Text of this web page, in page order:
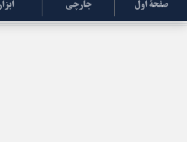
صفحۀ اول جارچی ابزار